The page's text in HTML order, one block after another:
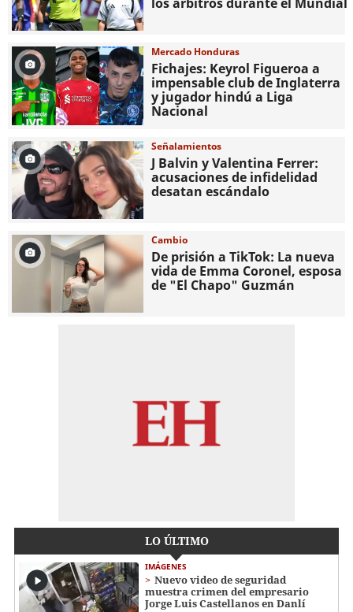
Mercado Honduras
Fichajes: Keyrol Figueroa a
impensable club de Inglaterra
y jugador hindú a Liga
Nacional
Señalamientos
J Balvin y Valentina Ferrer:
acusaciones de infidelidad
desatan escándalo
Cambio
De prisión a TikTok: La nueva
vida de Emma Coronel, esposa
de "El Chapo" Guzmán
LO ÚLTIMO
IMÁGENES
Nuevo video de seguridad
muestra crimen del empresario
Jorge Luis Castellanos en Danlí